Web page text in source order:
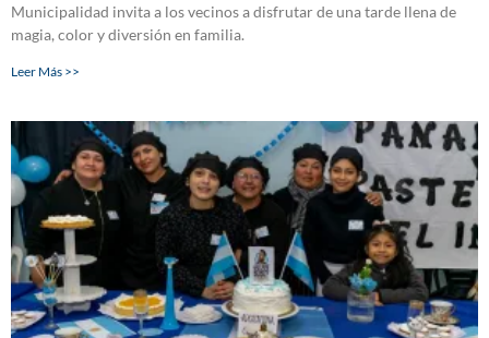
Municipalidad invita a los vecinos a disfrutar de una tarde llena de
magia, color y diversión en familia.
Leer Más >>